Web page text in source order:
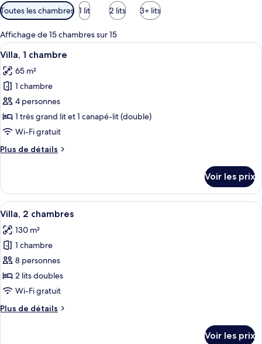
Filtres
disponibles
pour
les
chambres
Toutes les chambres 1 lit 2 lits 3+ lits
Affichage de 15 chambres sur 15
Afficher
toutes
les
photos
pour
ce
type
chambre :
chambre
Une chambre d’hôtel avec un
4
Villa, 1 chambre
65 m²
1 chambre
4 personnes
1 très grand lit et 1 canapé-lit (double)
Wi-Fi gratuit
Plus de détails
Plus
le
type
de
Villa,
chambre
Voir les prix
Afficher
toutes
les
photos
pour
ce
type
chambre :
Une chambre d’hôtel moderne
7
Villa, 2 chambres
130 m²
1 chambre
8 personnes
2 lits doubles
Wi-Fi gratuit
Plus de détails
Plus
Voir les prix